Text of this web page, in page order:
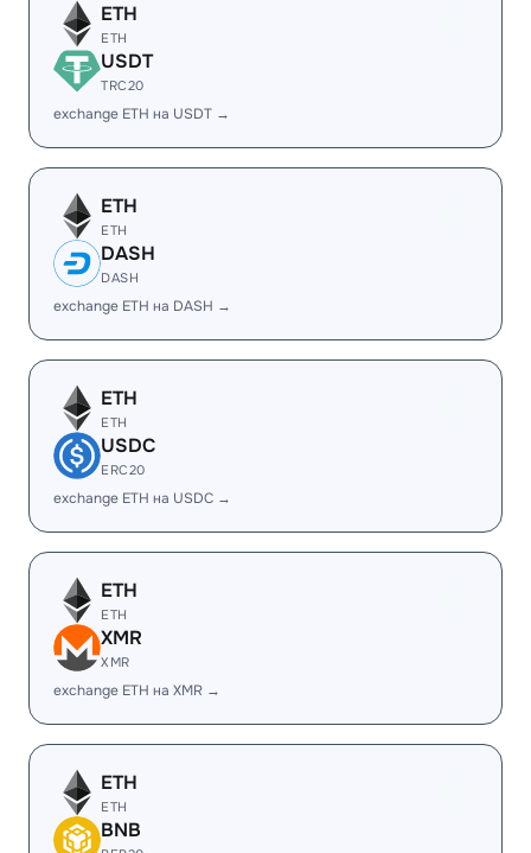
ETH
ETH
USDT
TRC20
exchange ETH на USDT →
ETH
ETH
DASH
DASH
exchange ETH на DASH →
ETH
ETH
USDC
ERC20
exchange ETH на USDC →
ETH
ETH
XMR
XMR
exchange ETH на XMR →
ETH
ETH
BNB